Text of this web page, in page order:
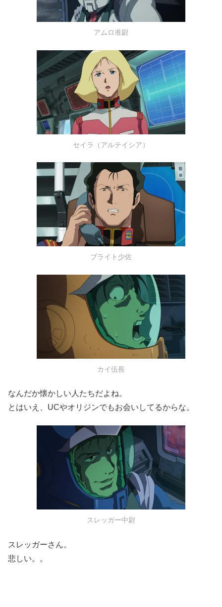
アムロ准尉
セイラ（アルテイシア）
ブライト少佐
カイ伍長
なんだか懐かしい人たちだよね。
とはいえ、UCやオリジンでもお会いしてるからな。
スレッガー中尉
スレッガーさん。
悲しい。。